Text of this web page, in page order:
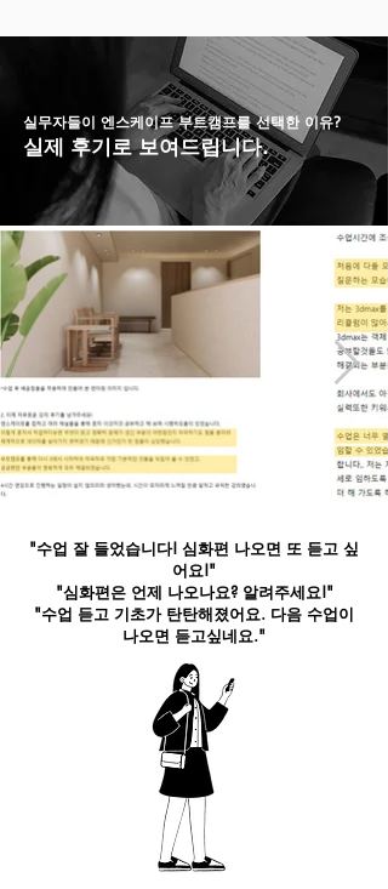
실무자들이 엔스케이프 부트캠프를 선택한 이유?
실제 후기로 보여드립니다.
"수업 잘 들었습니다! 심화편 나오면 또 듣고 싶
어요!"
"심화편은 언제 나오나요? 알려주세요!"
​"수업 듣고 기초가 탄탄해졌어요. 다음 수업이
나오면 듣고싶네요."